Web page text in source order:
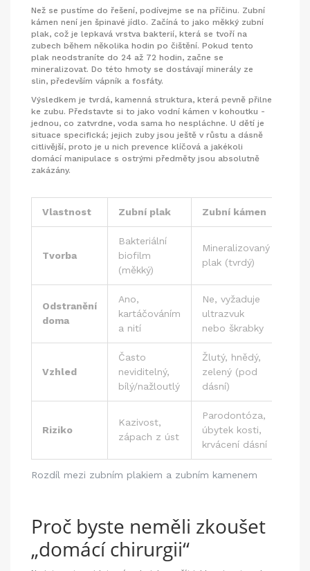
Než se pustíme do řešení, podívejme se na příčinu. Zubní
kámen není jen špinavé jídlo. Začíná to jako měkký zubní
plak, což je lepkavá vrstva bakterií, která se tvoří na
zubech během několika hodin po čištění. Pokud tento
plak neodstraníte do 24 až 72 hodin, začne se
mineralizovat. Do této hmoty se dostávají minerály ze
slin, především vápník a fosfáty.
Výsledkem je tvrdá, kamenná struktura, která pevně přilne
ke zubu. Představte si to jako vodní kámen v kohoutku -
jednou, co zatvrdne, voda sama ho nespláchne. U dětí je
situace specifická; jejich zuby jsou ještě v růstu a dásně
citlivější, proto je u nich prevence klíčová a jakékoli
domácí manipulace s ostrými předměty jsou absolutně
zakázány.
Rozdíl mezi zubním plakiem a zubním kamenem
Vlastnost Zubní plak Zubní kámen
Tvorba
Bakteriální
biofilm
(měkký)
Mineralizovaný
plak (tvrdý)
Odstranění
doma
Ano,
kartáčováním
a nití
Ne, vyžaduje
ultrazvuk
nebo škrabky
Vzhled
Často
neviditelný,
bílý/nažloutlý
Žlutý, hnědý,
zelený (pod
dásní)
Riziko
Kazivost,
zápach z úst
Parodontóza,
úbytek kosti,
krvácení dásní
Proč byste neměli zkoušet
„domácí chirurgii“